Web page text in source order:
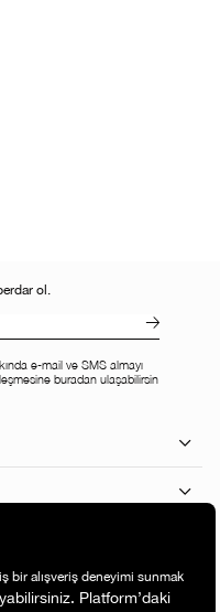
ol.
e-mail ve SMS almayı
buradan ulaşabilirsin